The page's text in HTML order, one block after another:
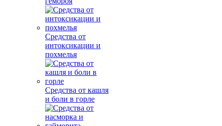
Средства от
интоксикации и
похмелья
Средства от кашля
и боли в горле